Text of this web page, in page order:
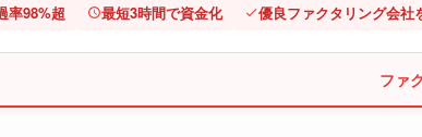
率98%超 最短3時間で資金化 優良ファクタリング会社
ファ